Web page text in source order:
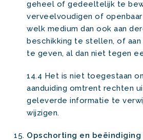
geheel of gedeeltelijk te
verveelvoudigen of
welk medium dan ook aan
beschikking te stellen, of
te geven, al dan niet tegen
14.4 Het is niet toegestaan
aanduiding omtrent rechten
geleverde informatie te
wijzigen.
Opschorting en beëindiging